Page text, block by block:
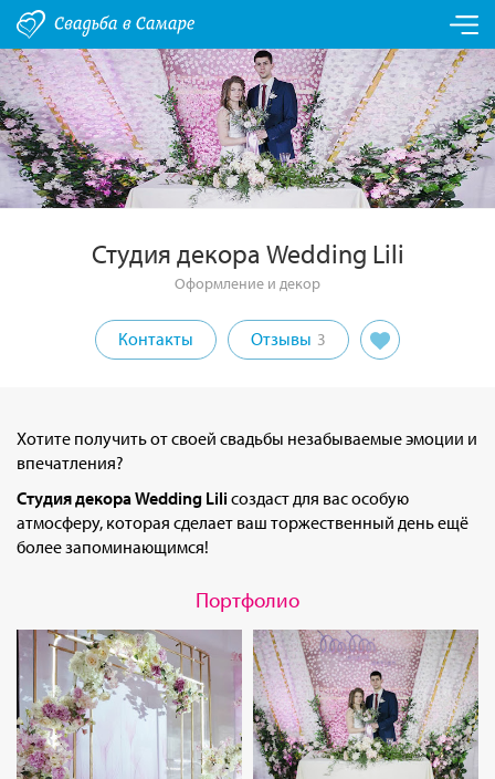
Студия декора Wedding Lili
Оформление и декор
Контакты Отзывы 3
Хотите получить от своей свадьбы незабываемые эмоции и
впечатления?
Студия декора Wedding Lili создаст для вас особую
атмосферу, которая сделает ваш торжественный день ещё
более запоминающимся!
Портфолио